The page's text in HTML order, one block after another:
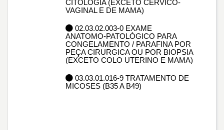
CITOLOGIA (EXCETO CERVICO-
VAGINAL E DE MAMA)
02.03.02.003-0 EXAME
ANATOMO-PATOLÓGICO PARA
CONGELAMENTO / PARAFINA POR
PEÇA CIRURGICA OU POR BIOPSIA
(EXCETO COLO UTERINO E MAMA)
03.03.01.016-9 TRATAMENTO DE
MICOSES (B35 A B49)